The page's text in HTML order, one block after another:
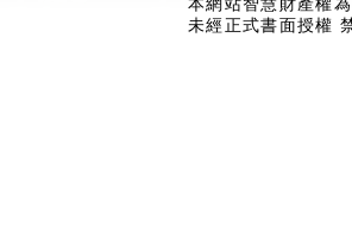
未經正式書面授權